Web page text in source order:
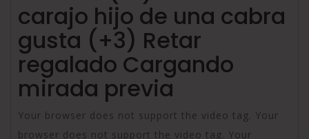
carajo hijo de una cabra
gusta (+3) Retar
regalado Cargando
mirada previa
Your browser does not support the video tag. Your
browser does not support the video tag. Your